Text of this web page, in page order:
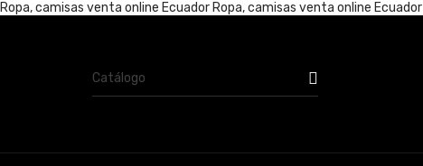
Ropa, camisas venta online Ecuador Ropa, camisas venta online Ecuador